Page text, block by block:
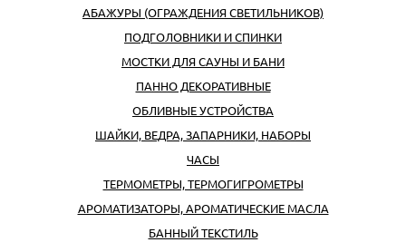
АБАЖУРЫ (ОГРАЖДЕНИЯ СВЕТИЛЬНИКОВ)
ПОДГОЛОВНИКИ И СПИНКИ
МОСТКИ ДЛЯ САУНЫ И БАНИ
ПАННО ДЕКОРАТИВНЫЕ
ОБЛИВНЫЕ УСТРОЙСТВА
ШАЙКИ, ВЕДРА, ЗАПАРНИКИ, НАБОРЫ
ЧАСЫ
ТЕРМОМЕТРЫ, ТЕРМОГИГРОМЕТРЫ
АРОМАТИЗАТОРЫ, АРОМАТИЧЕСКИЕ МАСЛА
БАННЫЙ ТЕКСТИЛЬ